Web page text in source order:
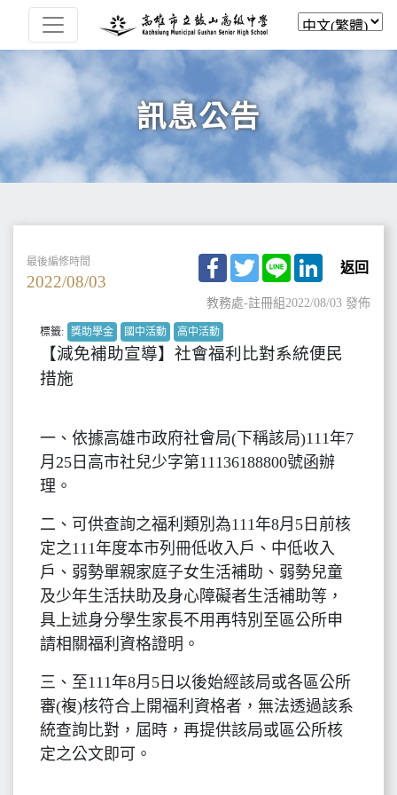
訊息公告
最後編修時間
2022/08/03
Facebook
TwitterLine LinkedIn
返回
教務處-註冊組2022/08/03 發佈
標籤: 獎助學金 國中活動 高中活動
【減免補助宣導】社會福利比對系統便民
措施
一、依據高雄市政府社會局(下稱該局)111年7
月25日高市社兒少字第11136188800號函辦
理。
二、可供查詢之福利類別為111年8月5日前核
定之111年度本市列冊低收入戶、中低收入
戶、弱勢單親家庭子女生活補助、弱勢兒童
及少年生活扶助及身心障礙者生活補助等，
具上述身分學生家長不用再特別至區公所申
請相關福利資格證明。
三、至111年8月5日以後始經該局或各區公所
審(複)核符合上開福利資格者，無法透過該系
統查詢比對，屆時，再提供該局或區公所核
定之公文即可。